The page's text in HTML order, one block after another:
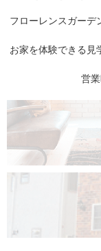
フローレンスガーデ
お家を体験できる見
営